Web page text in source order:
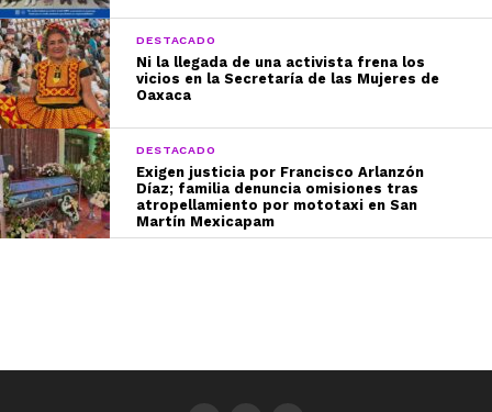
DESTACADO
Ni la llegada de una activista frena los
vicios en la Secretaría de las Mujeres de
Oaxaca
DESTACADO
Exigen justicia por Francisco Arlanzón
Díaz; familia denuncia omisiones tras
atropellamiento por mototaxi en San
Martín Mexicapam